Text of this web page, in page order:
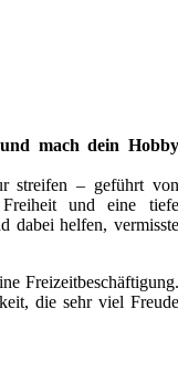
mach dein Hobby
streifen – geführt von
und eine tiefe
dabei helfen, vermisste
Freizeitbeschäftigung.
die sehr viel Freude